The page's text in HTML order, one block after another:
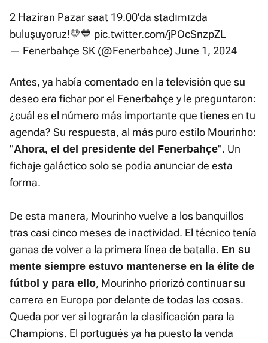
2 Haziran Pazar saat 19.00’da stadımızda
buluşuyoruz!💛💙 pic.twitter.com/jPOcSnzpZL
— Fenerbahçe SK (@Fenerbahce) June 1, 2024
Antes, ya había comentado en la televisión que su
deseo era fichar por el Fenerbahçe y le preguntaron:
¿cuál es el número más importante que tienes en tu
agenda? Su respuesta, al más puro estilo Mourinho:
"Ahora, el del presidente del Fenerbahçe". Un
fichaje galáctico solo se podía anunciar de esta
forma.
De esta manera, Mourinho vuelve a los banquillos
tras casi cinco meses de inactividad. El técnico tenía
ganas de volver a la primera línea de batalla. En su
mente siempre estuvo mantenerse en la élite de
fútbol y para ello, Mourinho priorizó continuar su
carrera en Europa por delante de todas las cosas.
Queda por ver si lograrán la clasificación para la
Champions. El portugués ya ha puesto la venda